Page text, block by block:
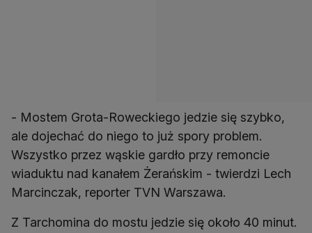
- Mostem Grota-Roweckiego jedzie się szybko,
ale dojechać do niego to już spory problem.
Wszystko przez wąskie gardło przy remoncie
wiaduktu nad kanałem Żerańskim - twierdzi Lech
Marcinczak, reporter TVN Warszawa.
Z Tarchomina do mostu jedzie się około 40 minut.